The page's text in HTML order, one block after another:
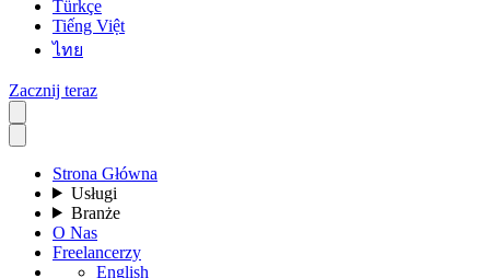
Türkçe
Tiếng Việt
ไทย
Zacznij teraz
Strona Główna
Usługi
Branże
O Nas
Freelancerzy
English